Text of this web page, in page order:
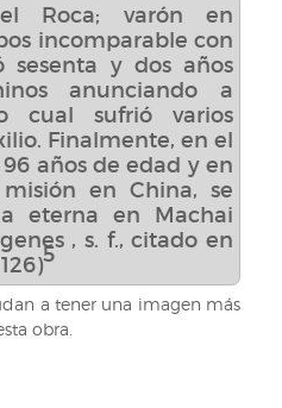
Roca; varón en
incomparable con
sesenta y dos años
anunciando a
cual sufrió varios
Finalmente, en el
96 años de edad y en
en China, se
eterna en Machai
, s. f., citado en
5
a tener una imagen más
obra.